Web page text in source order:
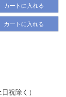
カートに入れる
カートに入れる
祝除く）